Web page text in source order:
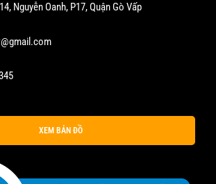
Nguyễn Oanh, P17, Quận Gò Vấp
XEM BẢN ĐỒ